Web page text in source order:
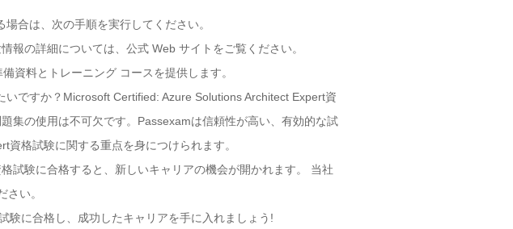
合は、次の手順を実行してください。
の詳細については、公式 Web サイトをご覧ください。
資料とトレーニング コースを提供します。
ですか？Microsoft Certified: Azure Solutions Architect Expert資
集の使用は不可欠です。Passexamは信頼性が高い、有効的な試
格試験に関する重点を身につけられます。
試験に合格すると、新しいキャリアの機会が開かれます。 当社
い。
験に合格し、成功したキャリアを手に入れましょう!